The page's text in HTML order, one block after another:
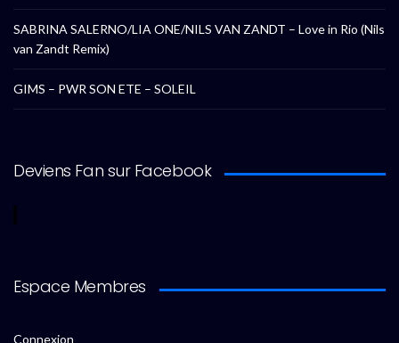
SABRINA SALERNO/LIA ONE/NILS VAN ZANDT – Love in Rio (Nils
van Zandt Remix)
GIMS – PWR SON ETE – SOLEIL
Deviens Fan sur Facebook
Espace Membres
Connexion